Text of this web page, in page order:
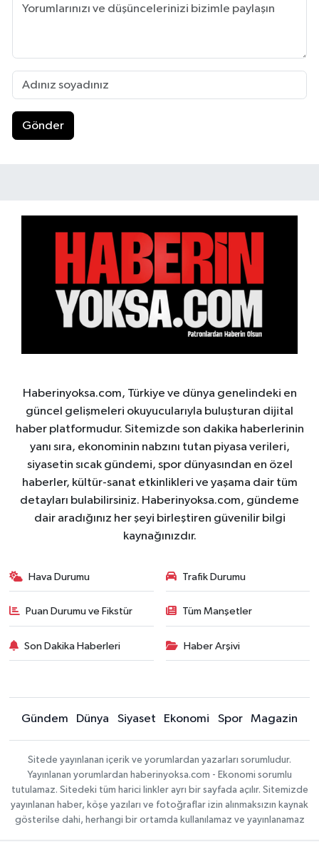
Gönder
Haberinyoksa.com, Türkiye ve dünya genelindeki en
güncel gelişmeleri okuyucularıyla buluşturan dijital
haber platformudur. Sitemizde son dakika haberlerinin
yanı sıra, ekonominin nabzını tutan piyasa verileri,
siyasetin sıcak gündemi, spor dünyasından en özel
haberler, kültür-sanat etkinlikleri ve yaşama dair tüm
detayları bulabilirsiniz. Haberinyoksa.com, gündeme
dair aradığınız her şeyi birleştiren güvenilir bilgi
kaynağınızdır.
Hava Durumu Trafik Durumu
Puan Durumu ve Fikstür Tüm Manşetler
Son Dakika Haberleri Haber Arşivi
Gündem Dünya Siyaset Ekonomi Spor Magazin
Sitede yayınlanan içerik ve yorumlardan yazarları sorumludur.
Yayınlanan yorumlardan haberinyoksa.com - Ekonomi sorumlu
tutulamaz. Sitedeki tüm harici linkler ayrı bir sayfada açılır. Sitemizde
yayınlanan haber, köşe yazıları ve fotoğraflar izin alınmaksızın kaynak
gösterilse dahi, herhangi bir ortamda kullanılamaz ve yayınlanamaz